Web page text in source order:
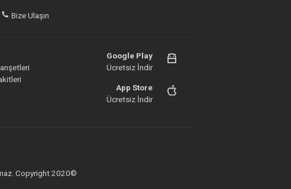
Bize Ulaşın
Google Play
Ücretsiz İndir
App Store
Ücretsiz İndir
Copyright 2020©